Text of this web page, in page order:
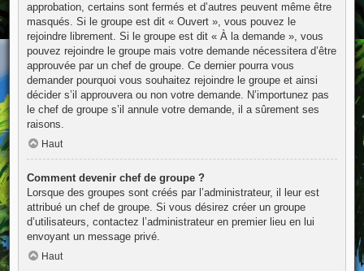
approbation, certains sont fermés et d’autres peuvent même être
masqués. Si le groupe est dit « Ouvert », vous pouvez le
rejoindre librement. Si le groupe est dit « À la demande », vous
pouvez rejoindre le groupe mais votre demande nécessitera d’être
approuvée par un chef de groupe. Ce dernier pourra vous
demander pourquoi vous souhaitez rejoindre le groupe et ainsi
décider s’il approuvera ou non votre demande. N’importunez pas
le chef de groupe s’il annule votre demande, il a sûrement ses
raisons.
Haut
Comment devenir chef de groupe ?
Lorsque des groupes sont créés par l’administrateur, il leur est
attribué un chef de groupe. Si vous désirez créer un groupe
d’utilisateurs, contactez l’administrateur en premier lieu en lui
envoyant un message privé.
Haut